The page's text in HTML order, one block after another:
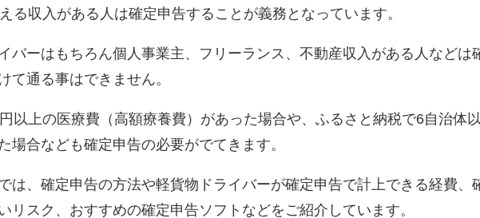
る収入がある人は確定申告することが義務となっています。
バーはもちろん個人事業主、フリーランス、不動産収入がある人などは
て通る事はできません。
以上の医療費（高額療養費）があった場合や、ふるさと納税で6自治体
場合なども確定申告の必要がでてきます。
は、確定申告の方法や軽貨物ドライバーが確定申告で計上できる経費、
リスク、おすすめの確定申告ソフトなどをご紹介しています。